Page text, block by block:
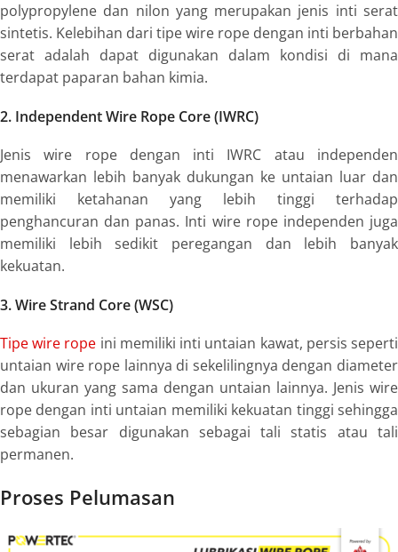
polypropylene dan nilon yang merupakan jenis inti serat
sintetis. Kelebihan dari tipewire rope dengan inti berbahan
serat adalah dapat digunakan dalam kondisi di mana
terdapat paparan bahan kimia.
2. Independent Wire Rope Core (IWRC)
Jenis wire rope dengan inti IWRC atau independen
menawarkan lebih banyak dukungan ke untaian luar dan
memiliki ketahanan yang lebih tinggi terhadap
penghancuran dan panas. Inti wire ropeindependen juga
memiliki lebih sedikit peregangan dan lebih banyak
kekuatan.
3. Wire Strand Core (WSC)
Tipe wire rope ini memiliki inti untaian kawat, persis seperti
untaian wire rope lainnya di sekelilingnya dengan diameter
dan ukuran yang sama dengan untaian lainnya. Jenis wire
rope dengan inti untaian memiliki kekuatan tinggi sehingga
sebagian besar digunakan sebagai tali statis atau tali
permanen.
Proses Pelumasan